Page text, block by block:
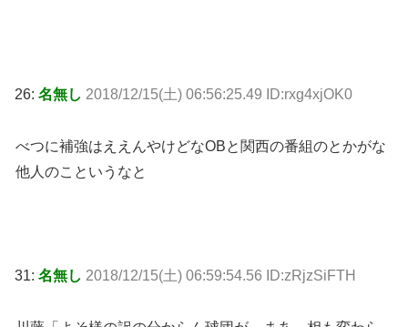
26: 名無し 2018/12/15(土) 06:56:25.49 ID:rxg4xjOK0
べつに補強はええんやけどなOBと関西の番組のとかがな
他人のこというなと
31: 名無し 2018/12/15(土) 06:59:54.56 ID:zRjzSiFTH